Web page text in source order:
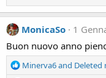
MonicaSo
1
Buon nuovo anno
R
Minerva6and Deleted